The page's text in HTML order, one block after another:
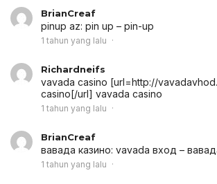
BrianCreaf
pinup az: pin up – pin-up
1 tahun yang lalu
Richardneifs
vavada casino [url=http://
casino[/url] vavada casino
1 tahun yang lalu
BrianCreaf
вавада казино: vavada вход –
1 tahun yang lalu